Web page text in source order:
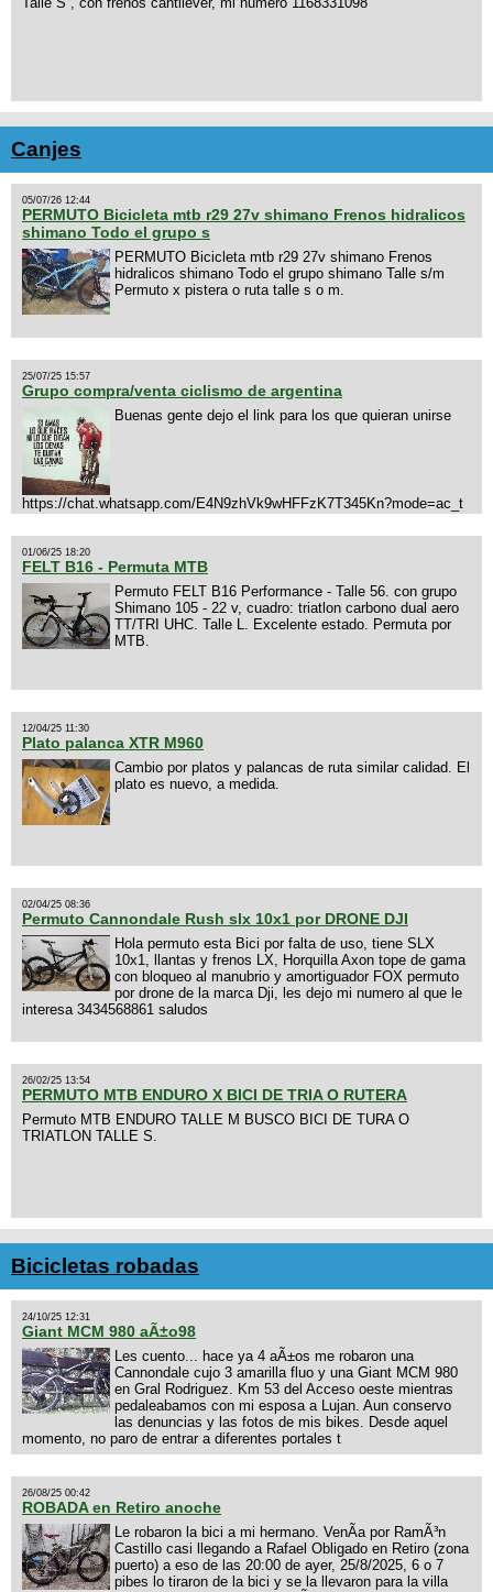
Canjes
05/07/26 12:44
PERMUTO Bicicleta mtb r29 27v shimano Frenos hidralicos
shimano Todo el grupo s
PERMUTO Bicicleta mtb r29 27v shimano Frenos
hidralicos shimano Todo el grupo shimano Talle s/m
Permuto x pistera o ruta talle s o m.
25/07/25 15:57
Grupo compra/venta ciclismo de argentina
Buenas gente dejo el link para los que quieran unirse
https://chat.whatsapp.com/E4N9zhVk9wHFFzK7T345Kn?mode=ac_t
01/06/25 18:20
FELT B16 - Permuta MTB
Permuto FELT B16 Performance - Talle 56. con grupo
Shimano 105 - 22 v, cuadro: triatlon carbono dual aero
TT/TRI UHC. Talle L. Excelente estado. Permuta por
MTB.
12/04/25 11:30
Plato palanca XTR M960
Cambio por platos y palancas de ruta similar calidad. El
plato es nuevo, a medida.
02/04/25 08:36
Permuto Cannondale Rush slx 10x1 por DRONE DJI
Hola permuto esta Bici por falta de uso, tiene SLX
10x1, llantas y frenos LX, Horquilla Axon tope de gama
con bloqueo al manubrio y amortiguador FOX permuto
por drone de la marca Dji, les dejo mi numero al que le
interesa 3434568861 saludos
26/02/25 13:54
PERMUTO MTB ENDURO X BICI DE TRIA O RUTERA
Permuto MTB ENDURO TALLE M BUSCO BICI DE TURA O
TRIATLON TALLE S.
Bicicletas robadas
24/10/25 12:31
Giant MCM 980 aÃ±o98
Les cuento... hace ya 4 aÃ±os me robaron una
Cannondale cujo 3 amarilla fluo y una Giant MCM 980
en Gral Rodriguez. Km 53 del Acceso oeste mientras
pedaleabamos con mi esposa a Lujan. Aun conservo
las denuncias y las fotos de mis bikes. Desde aquel
momento, no paro de entrar a diferentes portales t
26/08/25 00:42
ROBADA en Retiro anoche
Le robaron la bici a mi hermano. VenÃ­a por RamÃ³n
Castillo casi llegando a Rafael Obligado en Retiro (zona
puerto) a eso de las 20:00 de ayer, 25/8/2025, 6 o 7
pibes lo tiraron de la bici y se la llevaron para la villa